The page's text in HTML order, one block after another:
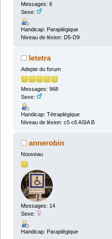
Messages: 6
Sexe:
Handicap: Paraplégique
Niveau de lésion: D5-D9
letetra
Adepte du forum
Messages: 968
Sexe:
Handicap: Tétraplégique
Niveau de lésion: c5 c6 ASIA B
annerobin
Nouveau
Messages: 14
Sexe:
Handicap: Paraplégique